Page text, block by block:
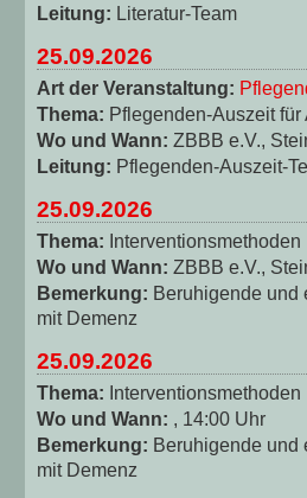
Leitung: Literatur-Team
25.09.2026
Art der Veranstaltung:
Thema: Pflegenden-Auszeit
Wo und Wann: ZBBB e.V.,
Leitung: Pflegenden-Auszeit-
25.09.2026
Thema:
Wo und Wann: ZBBB e.V.,
Bemerkung: Beruhigende und
mit Demenz
25.09.2026
Thema:
Wo und Wann:
, 14:00 Uhr
Bemerkung: Beruhigende und
mit Demenz